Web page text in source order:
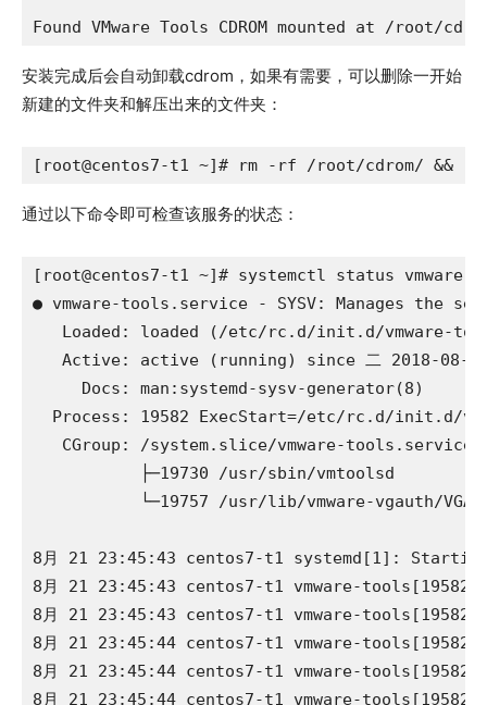
Found VMware Tools CDROM mounted at /root/
安装完成后会自动卸载cdrom，如果有需要，可以删除一开始
新建的文件夹和解压出来的文件夹：
通过以下命令即可检查该服务的状态：
[root@centos7-t1 ~]# systemctl status
● vmware-tools.service - SYSV: Manages the
Loaded: loaded (/etc/rc.d/init.d/vmware-
Active: active (running) since 二 2018-08-
     Docs: man:systemd-sysv-generator(8)
Process: 19582 ExecStart=/etc/rc.d/init.d/
   CGroup: /system.slice/vmware-tools.service
           ├─19730 /usr/sbin/vmtoolsd
└─19757 /usr/lib/vmware-vgauth/
8月 21 23:45:43 centos7-t1 systemd[1]:
8月 21 23:45:43 centos7-t1 vmware-
8月 21 23:45:43 centos7-t1 vmware-
8月 21 23:45:44 centos7-t1 vmware-
8月 21 23:45:44 centos7-t1 vmware-
8月 21 23:45:44 centos7-t1 vmware-